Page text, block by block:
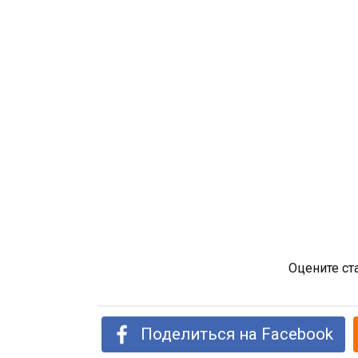
Оцените
Поделиться на Facebook